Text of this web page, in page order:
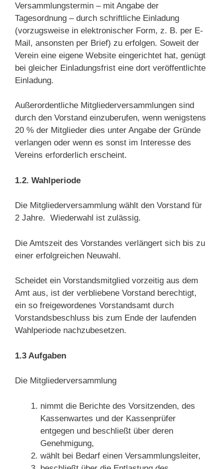
Versammlungstermin – mit Angabe der
Tagesordnung – durch schriftliche Einladung
(vorzugsweise in elektronischer Form, z. B. per E-
Mail, ansonsten per Brief) zu erfolgen. Soweit der
Verein eine eigene Website eingerichtet hat, genügt
bei gleicher Einladungsfrist eine dort veröffentlichte
Einladung.
Außerordentliche Mitgliederversammlungen sind
durch den Vorstand einzuberufen, wenn wenigstens
20 % der Mitglieder dies unter Angabe der Gründe
verlangen oder wenn es sonst im Interesse des
Vereins erforderlich erscheint.
1.2. Wahlperiode
Die Mitgliederversammlung wählt den Vorstand für
2 Jahre. Wiederwahl ist zulässig.
Die Amtszeit des Vorstandes verlängert sich bis zu
einer erfolgreichen Neuwahl.
Scheidet ein Vorstandsmitglied vorzeitig aus dem
Amt aus, ist der verbliebene Vorstand berechtigt,
ein so freigewordenes Vorstandsamt durch
Vorstandsbeschluss bis zum Ende der laufenden
Wahlperiode nachzubesetzen.
1.3 Aufgaben
Die Mitgliederversammlung
nimmt die Berichte des Vorsitzenden, des
Kassenwartes und der Kassenprüfer
entgegen und beschließt über deren
Genehmigung,
wählt bei Bedarf einen Versammlungsleiter,